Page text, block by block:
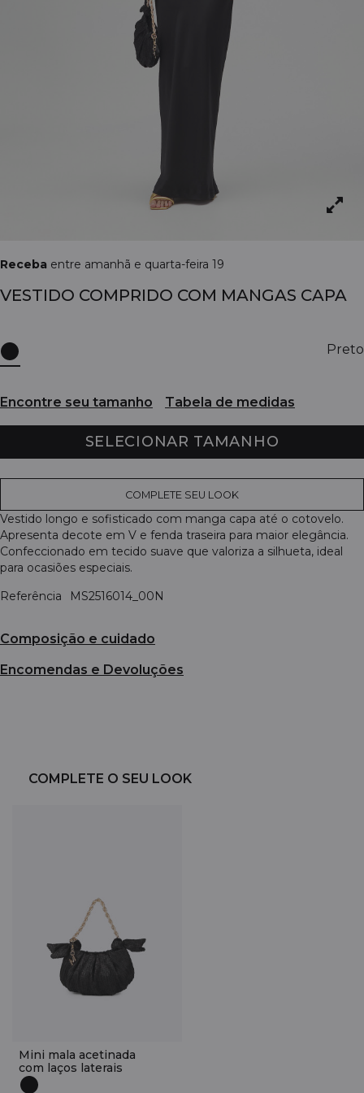
Receba entre amanhã e quarta-feira 19
VESTIDO COMPRIDO COM MANGAS CAPA
Preto
Encontre seu tamanho Tabela de medidas
SELECIONAR TAMANHO
COMPLETE SEU LOOK
Vestido longo e sofisticado com manga capa até o cotovelo.
Apresenta decote em V e fenda traseira para maior elegância.
Confeccionado em tecido suave que valoriza a silhueta, ideal
para ocasiões especiais.
Referência
MS2516014_00N
Composição e cuidado
Encomendas e Devoluções
COMPLETE O SEU LOOK
Mini mala acetinada
com laços laterais